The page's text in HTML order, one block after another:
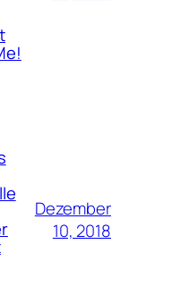
Dezember
10, 2018